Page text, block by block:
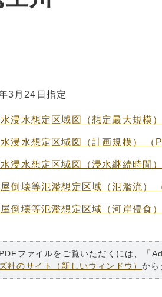
3月24日指定
浸水想定区域図（想定最大規模
浸水想定区域図（計画規模） （
浸水想定区域図（浸水継続時間
倒壊等氾濫想定区域（氾濫流）
倒壊等氾濫想定区域（河岸侵食
PDFファイルをご覧いただくには、「
ズ社のサイト（新しいウィンドウ）から